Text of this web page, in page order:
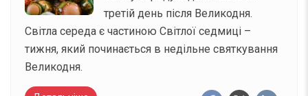
третій день після Великодня.
Світла середа є частиною Світлої седмиці –
тижня, який починається в недільне святкування
Великодня.